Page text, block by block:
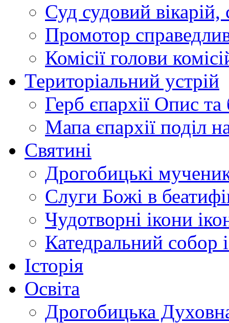
Суд судовий вікарій,
Промотор
Комісії голови
Територіальний устрій
Герб єпархії Опис та
Мапа єпархії поділ
Святині
Дрогобицькі
Слуги Божі в
Чудотворні ікони
Катедральний собор
Історія
Освіта
Дрогобицька